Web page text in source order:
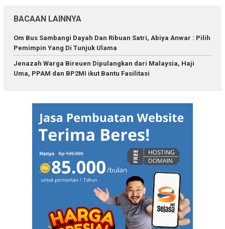
BACAAN LAINNYA
Om Bus Sambangi Dayah Dan Ribuan Satri, Abiya Anwar : Pilih
Pemimpin Yang Di Tunjuk Ulama
Jenazah Warga Bireuen Dipulangkan dari Malaysia, Haji
Uma, PPAM dan BP2MI ikut Bantu Fasilitasi